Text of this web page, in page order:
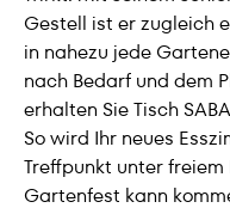
Gestell ist er zugleich
in nahezu jede
nach Bedarf und dem
erhalten Sie Tisch
So wird Ihr neues
Treffpunkt unter
Gartenfest kann